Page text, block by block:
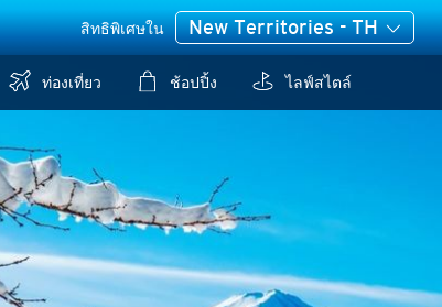
สิทธิพิเศษใน New Territories - TH
ท่องเที่ยว ช้อปปิ้ง ไลฟ์สไตล์